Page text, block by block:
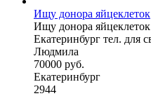
Ищу донора яйцеклеток
Ищу донора
Екатеринбург тел. для
Людмила
70000 руб.
Екатеринбург
2944